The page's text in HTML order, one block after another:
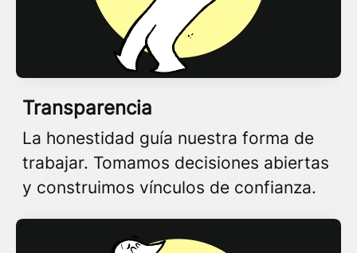
Transparencia
La honestidad guía nuestra forma de
trabajar. Tomamos decisiones abiertas
y construimos vínculos de confianza.